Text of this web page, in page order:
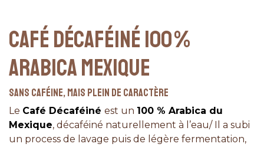
CAFÉ DÉCAFÉINÉ 100 %
ARABICA MEXIQUE
Sans caféine, mais plein de caractère
Le Café Décaféiné est un 100 % Arabica du
Mexique, décaféiné naturellement à l’eau/ Il a subi
un process de lavage puis de légère fermentation,